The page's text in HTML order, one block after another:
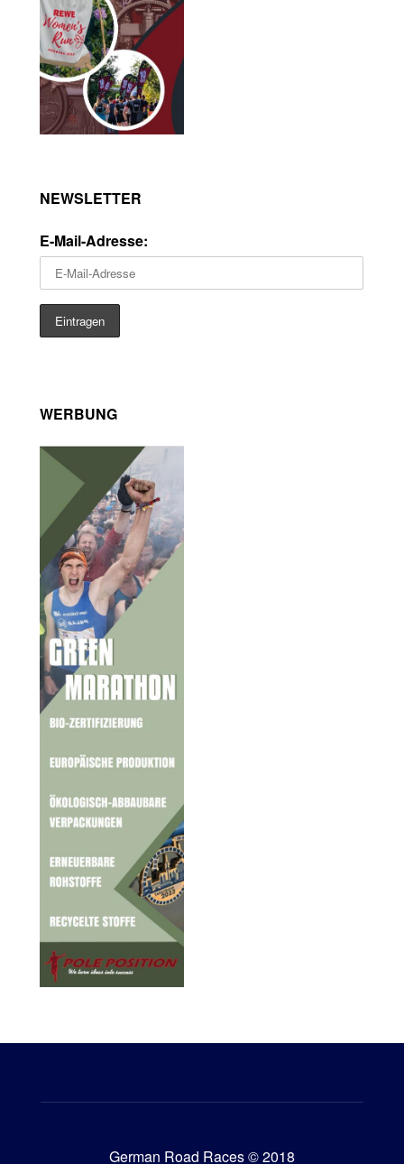
NEWSLETTER
E-Mail-Adresse:
WERBUNG
German Road Races © 2018